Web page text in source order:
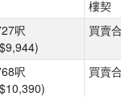
樓契
呎
買賣
呎
買賣